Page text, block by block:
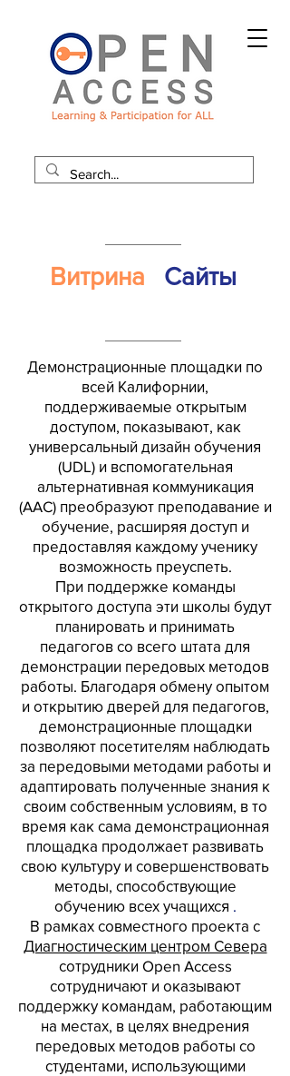
Витрина Сайты
Демонстрационные площадки по
всей Калифорнии,
поддерживаемые открытым
доступом, показывают, как
универсальный дизайн обучения
(UDL) и вспомогательная
альтернативная коммуникация
(AAC) преобразуют преподавание и
обучение, расширяя доступ и
предоставляя каждому ученику
возможность преуспеть.
При поддержке команды
открытого доступа эти школы будут
планировать и принимать
педагогов со всего штата для
демонстрации передовых методов
работы. Благодаря обмену опытом
и открытию дверей для педагогов,
демонстрационные площадки
позволяют посетителям наблюдать
за передовыми методами работы и
адаптировать полученные знания к
своим собственным условиям, в то
время как сама демонстрационная
площадка продолжает развивать
свою культуру и совершенствовать
методы, способствующие
обучению всех учащихся .
В рамках совместного проекта с
Диагностическим центром Севера
сотрудники Open Access
сотрудничают и оказывают
поддержку командам, работающим
на местах, в целях внедрения
передовых методов работы со
студентами, использующими